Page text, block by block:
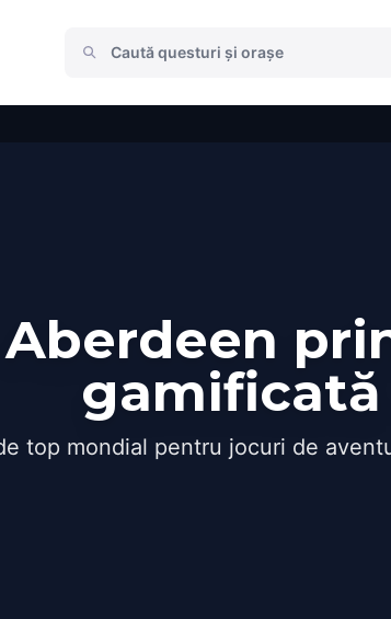
gamificată
top mondial pentru jocuri de